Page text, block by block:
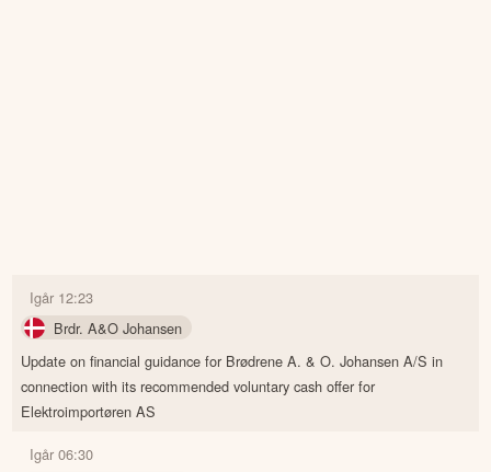
Igår 12:23
Brdr. A&O Johansen
Update on financial guidance for Brødrene A. & O. Johansen A/S in
connection with its recommended voluntary cash offer for
Elektroimportøren AS
Igår 06:30